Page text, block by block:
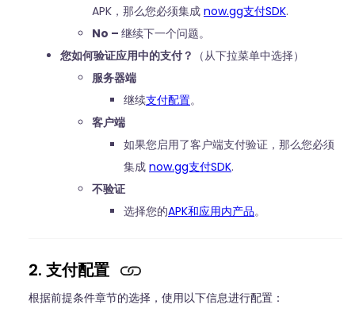
APK，那么您必须集成 now.gg支付SDK.
No – 继续下一个问题。
您如何验证应用中的支付？ （从下拉菜单中选择）
服务器端
继续支付配置。
客户端
如果您启用了客户端支付验证，那么您必须
集成 now.gg支付SDK.
不验证
选择您的APK和应用内产品。
2. 支付配置
根据前提条件章节的选择，使用以下信息进行配置：